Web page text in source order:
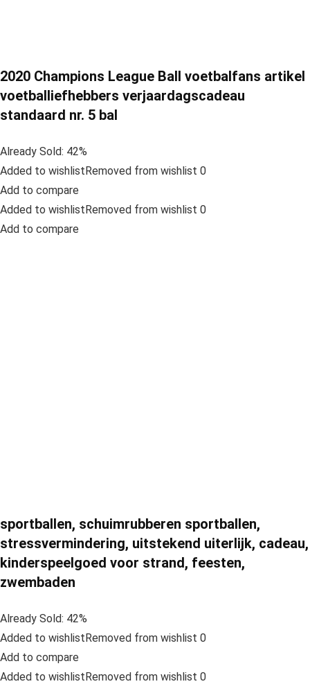
2020 Champions League Ball voetbalfans artikel
voetballiefhebbers verjaardagscadeau
standaard nr. 5 bal
Already Sold: 42%
Added to wishlistRemoved from wishlist 0
Add to compare
Added to wishlistRemoved from wishlist 0
Add to compare
sportballen, schuimrubberen sportballen,
stressvermindering, uitstekend uiterlijk, cadeau,
kinderspeelgoed voor strand, feesten,
zwembaden
Already Sold: 42%
Added to wishlistRemoved from wishlist 0
Add to compare
Added to wishlistRemoved from wishlist 0